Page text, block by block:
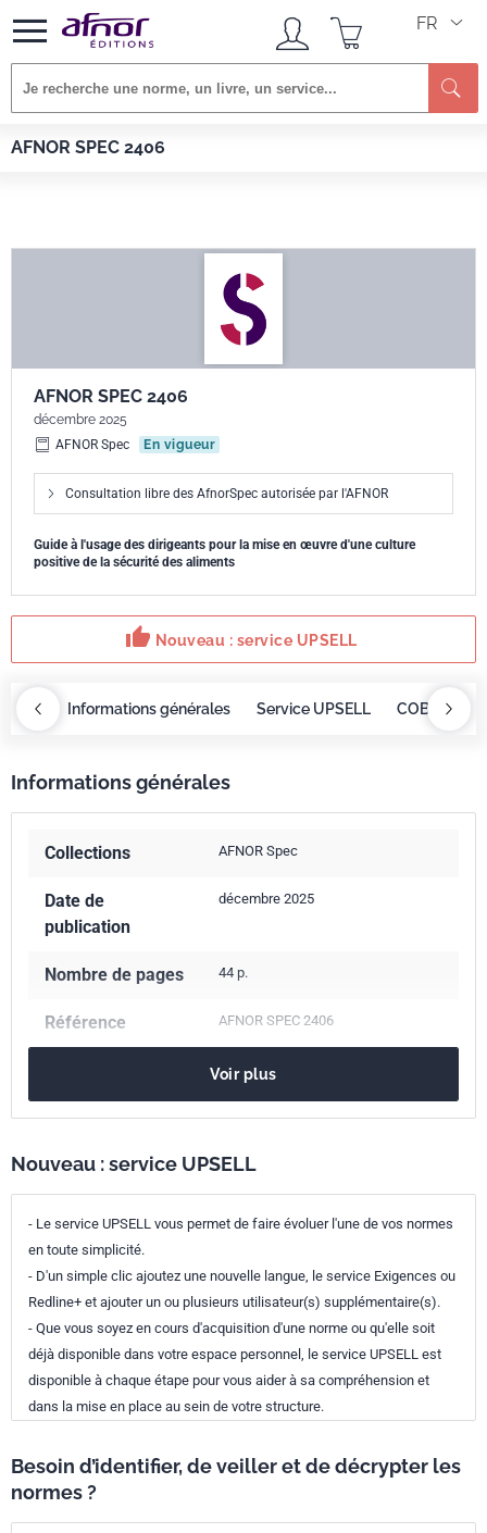
FR
AFNOR SPEC 2406
Afnor EDITIONS Normes
AFNOR SPEC 2406
décembre 2025
AFNOR Spec
En vigueur
Consultation libre des AfnorSpec autorisée par l'AFNOR
Guide à l'usage des dirigeants pour la mise en œuvre d'une culture
positive de la sécurité des aliments
thumb_up Nouveau : service UPSELL
Informations générales Service UPSELL COBAZ
Informations générales
Collections AFNOR Spec
Date de
publication
décembre 2025
Nombre de pages 44 p.
Référence AFNOR SPEC 2406
67.020Procédés dans l'industrie alimentaire
Voir plus
Nouveau : service UPSELL
- Le service UPSELL vous permet de faire évoluer l'une de vos normes
en toute simplicité.
- D'un simple clic ajoutez une nouvelle langue, le service Exigences ou
Redline+ et ajouter un ou plusieurs utilisateur(s) supplémentaire(s).
- Que vous soyez en cours d'acquisition d'une norme ou qu'elle soit
déjà disponible dans votre espace personnel, le service UPSELL est
disponible à chaque étape pour vous aider à sa compréhension et
dans la mise en place au sein de votre structure.
Besoin d’identifier, de veiller et de décrypter les
normes ?